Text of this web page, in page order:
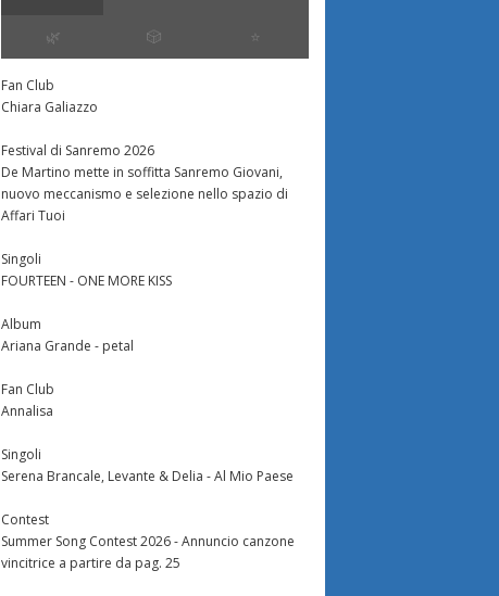
🌿 🎲 ⭐️
Fan Club
Chiara Galiazzo
Festival di Sanremo 2026
De Martino mette in soffitta Sanremo Giovani,
nuovo meccanismo e selezione nello spazio di
Affari Tuoi
Singoli
FOURTEEN - ONE MORE KISS
Album
Ariana Grande - petal
Fan Club
Annalisa
Singoli
Serena Brancale, Levante & Delia - Al Mio Paese
Contest
Summer Song Contest 2026 - Annuncio canzone
vincitrice a partire da pag. 25